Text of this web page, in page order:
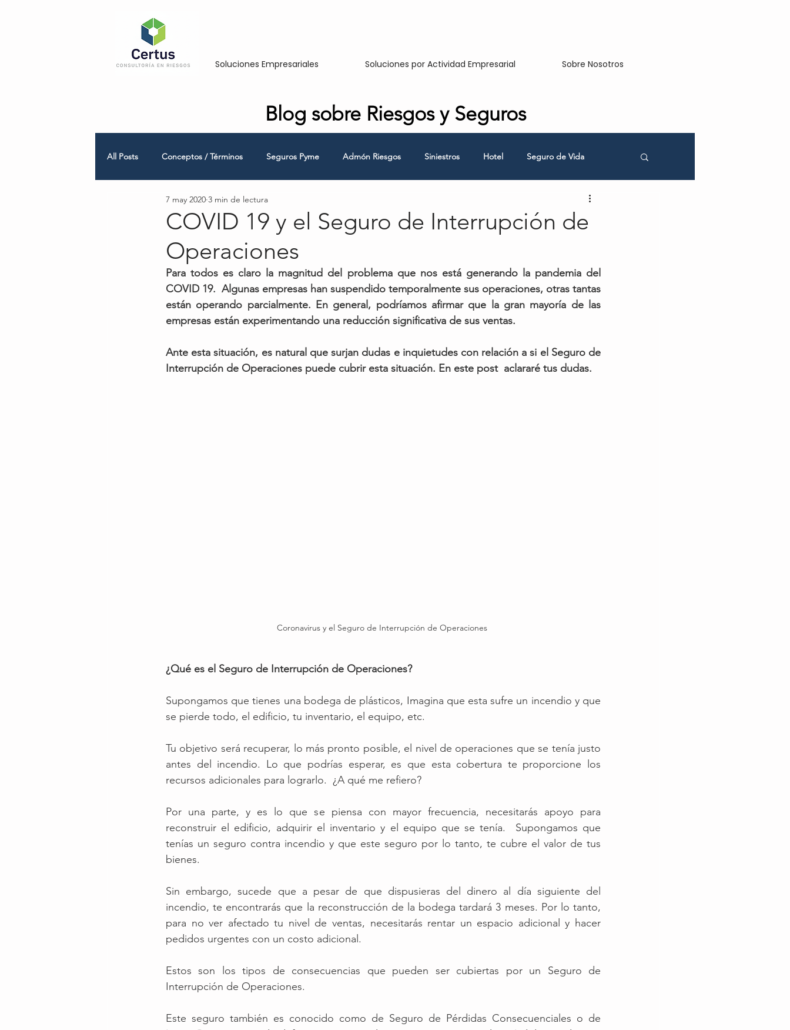
Soluciones Empresariales Soluciones por Actividad Empresarial Sobre Nosotros
Blog sobre Riesgos y Seguros
All Posts Conceptos / Términos Seguros Pyme Admón Riesgos Siniestros Hotel Seguro de Vida
Empresas Medianas y Grandes Responsabilidad Civil
COVID 19 y el Seguro de Interrupción de
Operaciones
7 may 2020 3 min de lectura
Para todos es claro la magnitud del problema que nos está generando la pandemia del
COVID 19.  Algunas empresas han suspendido temporalmente sus operaciones, otras tantas
están operando parcialmente. En general, podríamos afirmar que la gran mayoría de las
empresas están experimentando una reducción significativa de sus ventas.
Ante esta situación, es natural que surjan dudas e inquietudes con relación a si el Seguro de
Interrupción de Operaciones puede cubrir esta situación. En este post  aclararé tus dudas.
Coronavirus y el Seguro de Interrupción de Operaciones
¿Qué es el Seguro de Interrupción de Operaciones?
Supongamos que tienes una bodega de plásticos, Imagina que esta sufre un incendio y que
se pierde todo, el edificio, tu inventario, el equipo, etc.
Tu objetivo será recuperar, lo más pronto posible, el nivel de operaciones que se tenía justo
antes del incendio. Lo que podrías esperar, es que esta cobertura te proporcione los
recursos adicionales para lograrlo.  ¿A qué me refiero?
Por una parte, y es lo que se piensa con mayor frecuencia, necesitarás apoyo para
reconstruir el edificio, adquirir el inventario y el equipo que se tenía.  Supongamos que
tenías un seguro contra incendio y que este seguro por lo tanto, te cubre el valor de tus
bienes.
Sin embargo, sucede que a pesar de que dispusieras del dinero al día siguiente del
incendio, te encontrarás que la reconstrucción de la bodega tardará 3 meses. Por lo tanto,
para no ver afectado tu nivel de ventas, necesitarás rentar un espacio adicional y hacer
pedidos urgentes con un costo adicional.
Estos son los tipos de consecuencias que pueden ser cubiertas por un Seguro de
Interrupción de Operaciones.
Este seguro también es conocido como de Seguro de Pérdidas Consecuenciales o de